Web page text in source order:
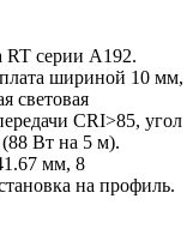
RT серии A192.
шириной 10 мм,
световая
CRI>85, угол
Вт на 5 м).
мм, 8
на профиль.